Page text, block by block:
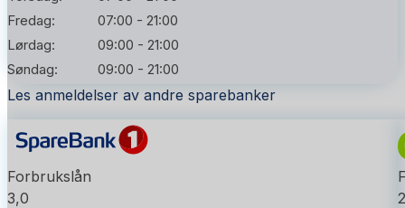
Fredag:
07:00 - 21:00
Lørdag:
09:00 - 21:00
Søndag:
09:00 - 21:00
Les anmeldelser av andre sparebanker
Forbrukslån
3,0